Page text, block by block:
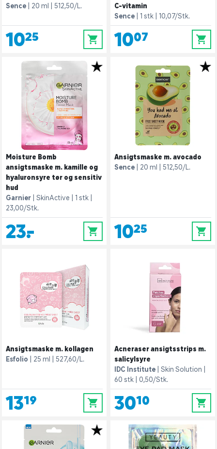
Sence
20 ml 512,50/L.
10,25 0
C-vitamin
Sence
1 stk 10,07/Stk.
10,07 0
Moisture Bomb
ansigtsmaske m. kamille og
hyaluronsyre tør og sensitiv
hud
Garnier
SkinActive
1 stk
23,00/Stk.
23,- 0
Ansigtsmaske m. avocado
Sence
20 ml 512,50/L.
10,25 0
Ansigtsmaske m. kollagen
Esfolio
25 ml 527,60/L.
13,19 0
Acneraser ansigtsstrips m.
salicylsyre
IDC Institute
Skin Solution
60 stk
0,50/Stk.
30,10 0